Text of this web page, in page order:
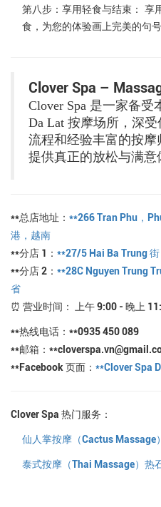
第八步：享用轻食与结束：
享
食，为您的体验画上完美的句号
Clover Spa –
Clover Spa 是一家备
Da Lat 按摩场所，深
流程和经验丰富的按
提供真正的放松与满意
**总店地址： **266 Tran Phu，
港，越南
**分店 1： **27/5 Hai Ba Trung 街
**分店 2： **28C Nguyen Trung
省
⏰ 营业时间： 上午 9:00 - 晚上
**热线电话：**0935 450 089
**邮箱：
**Facebook 页面： **Clover Spa
Clover Spa 热门服务：
仙人掌按摩（Cactus Massage）
泰式按摩（Thai Massage） 热